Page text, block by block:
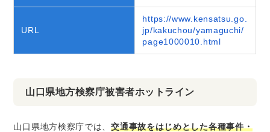
URL
https://www.kensatsu.go.
jp/kakuchou/yamaguchi/
page1000010.html
山口県地方検察庁被害者ホットライン
山口県地方検察庁では、交通事故をはじめとした各種事件・